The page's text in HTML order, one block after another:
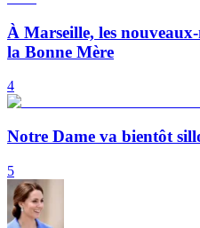
À Marseille, les
la Bonne Mère
4
Notre Dame va bientôt
5